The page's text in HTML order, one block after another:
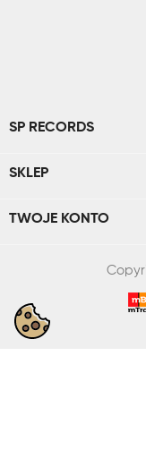
SP RECORDS
SKLEP
TWOJE KONTO